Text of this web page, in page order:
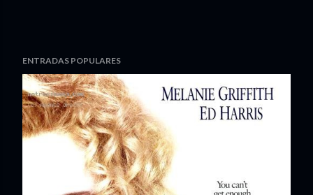
ENTRADAS POPULARES